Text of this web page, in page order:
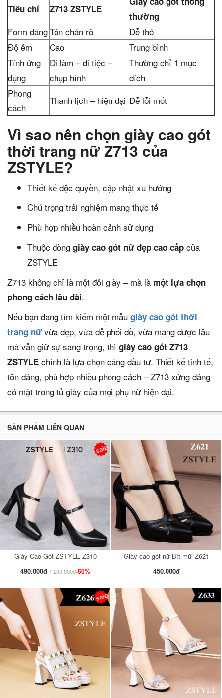
Tiêu chí Z713 ZSTYLE
thường
Form dángTôn chân rõ
Dễ thô
Độ êm
Cao
Trung bình
Tính ứng
dụng
Đi làm – đi tiệc –
chụp hình
Thường chỉ 1 mục
đích
Phong
cách
Thanh lịch – hiện đại Dễ lỗi mốt
Vì sao nên chọn giày cao gót
thời trang nữ Z713 của
ZSTYLE?
Thiết kế độc quyền, cập nhật xu hướng
Chú trọng trải nghiệm mang thực tế
Phù hợp nhiều hoàn cảnh sử dụng
Thuộc dòng giày cao gót nữ đẹp cao cấp của
ZSTYLE
Z713 không chỉ là một đôi giày – mà là một lựa chọn
phong cách lâu dài.
Nếu bạn đang tìm kiếm một mẫu giày cao gót thời
trang nữ vừa đẹp, vừa dễ phối đồ, vừa mang được lâu
mà vẫn giữ sự sang trọng, thì giày cao gót Z713
ZSTYLE chính là lựa chọn đáng đầu tư. Thiết kế tinh tế,
tôn dáng, phù hợp nhiều phong cách – Z713 xứng đáng
có mặt trong tủ giày của mọi phụ nữ hiện đại.
SẢN PHẨM LIÊN QUAN
Giày Cao Gót ZSTYLE Z310
490.000đ 1.200.000đ-50%
sale
Giày cao gót nữ Bít mũi Z621
450.000đ
sale